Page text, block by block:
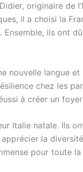
originaire de
il a choisi la
ils ont dû
nouvelle langue et
chez les
à créer un
Italie natale. Ils
la
pour toute